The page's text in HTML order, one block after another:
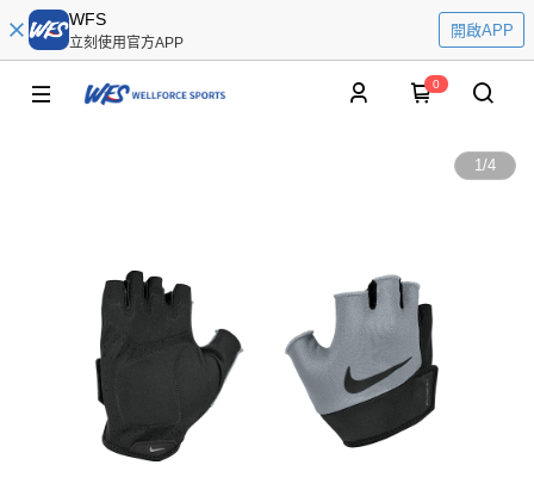
WFS
立刻使用官方APP
開啟APP
0
1/4